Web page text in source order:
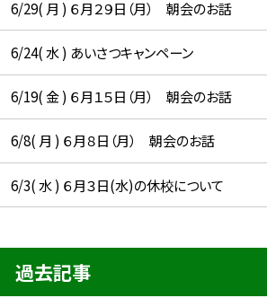
6/29( 月 ) ６月２９日（月） 朝会のお話
6/24( 水 ) あいさつキャンペーン
6/19( 金 ) ６月１５日（月） 朝会のお話
6/8( 月 ) ６月８日（月） 朝会のお話
6/3( 水 ) ６月３日(水)の休校について
過去記事